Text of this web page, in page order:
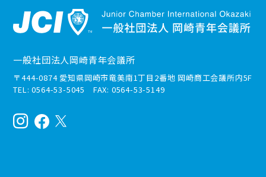
一般社団法人岡崎青年会議所
〒444-0874 愛知県岡崎市竜美南1丁目2番地 岡崎商工会議所内5F
TEL: 0564-53-5045 FAX: 0564-53-5149